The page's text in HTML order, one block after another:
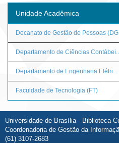
Unidade Acadêmica
Decanato de Gestão de Pessoas
Departamento de Ciências Contábei...
Departamento de Engenharia Elétri...
Faculdade de Tecnologia (FT)
Universidade de Brasília - Biblioteca
Coordenadoria de Gestão da
(61) 3107-2683